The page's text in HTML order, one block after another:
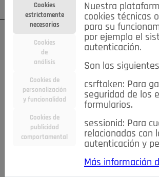
Su cuenta Regístrese ¿Olvidó su
FEBRERO 2016 /
El Futuro de la
Educación
Cookies
estrictamente
necesarias
Cookies
de
análisis
Cookies de
personalización
y funcionalidad
Cookies de
publicidad
comportamental
Nuestra
cookies técnicas
para su
por ejemplo el
autenticación.
Son las
csrftoken: Para
seguridad de los
formularios.
sessionid: Para
relacionadas con
autenticación y
Más información